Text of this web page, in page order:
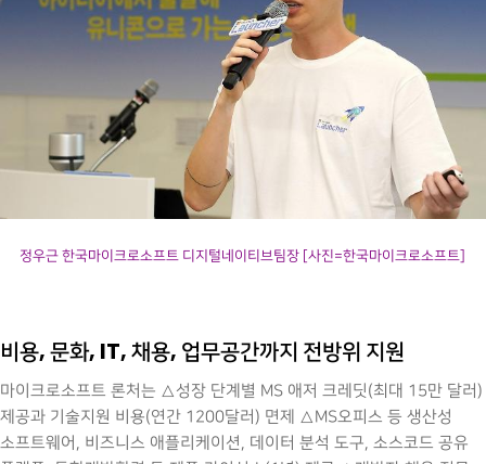
정우근 한국마이크로소프트 디지털네이티브팀장 [사진=한국마이크로소프트]
비용, 문화, IT, 채용, 업무공간까지 전방위 지원
마이크로소프트 론처는 △성장 단계별 MS 애저 크레딧(최대 15만 달러)
제공과 기술지원 비용(연간 1200달러) 면제 △MS오피스 등 생산성
소프트웨어, 비즈니스 애플리케이션, 데이터 분석 도구, 소스코드 공유